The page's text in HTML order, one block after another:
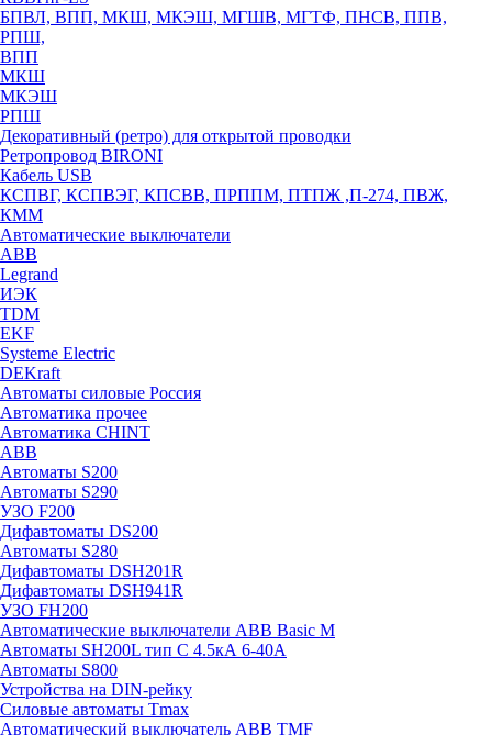
БПВЛ, ВПП, МКШ, МКЭШ, МГШВ, МГТФ, ПНСВ, ППВ,
РПШ,
ВПП
МКШ
МКЭШ
РПШ
Декоративный (ретро) для открытой проводки
Ретропровод BIRONI
Кабель USB
КСПВГ, КСПВЭГ, КПСВВ, ПРППМ, ПТПЖ ,П-274, ПВЖ,
КММ
Автоматические выключатели
ABB
Legrand
ИЭК
TDM
EKF
Systeme Electric
DEKraft
Автоматы силовые Россия
Автоматика прочее
Автоматика CHINT
ABB
Автоматы S200
Автоматы S290
УЗО F200
Дифавтоматы DS200
Автоматы S280
Дифавтоматы DSH201R
Дифавтоматы DSH941R
УЗО FH200
Автоматические выключатели ABB Basic M
Автоматы SH200L тип С 4.5кА 6-40А
Автоматы S800
Устройства на DIN-рейку
Силовые автоматы Tmax
Автоматический выключатель ABB TMF